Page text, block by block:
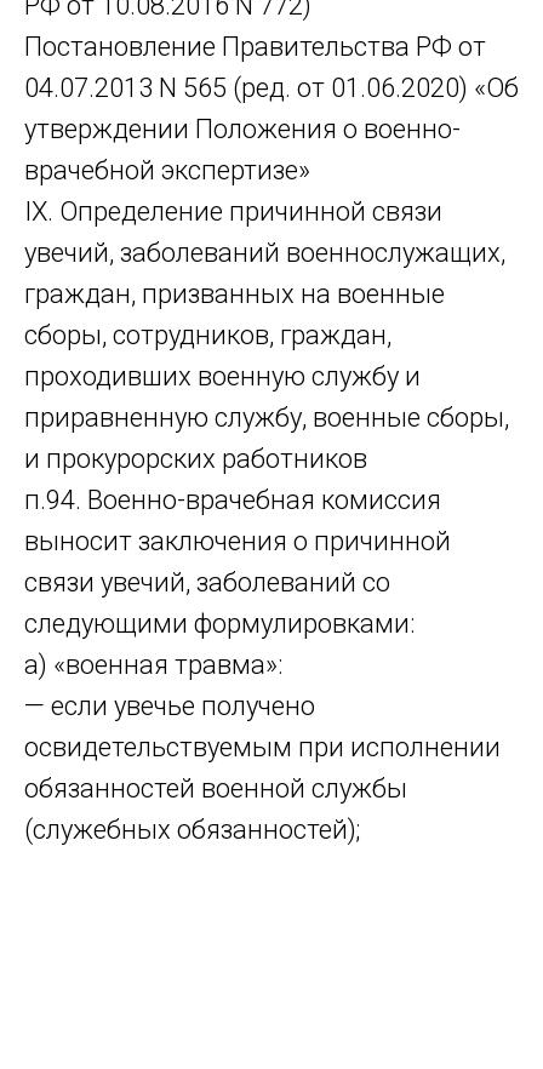
Постановление Правительства РФ от
04.07.2013 N 565 (ред. от 01.06.2020) «Об
утверждении Положения о военно-
врачебной экспертизе»
IX. Определение причинной связи
увечий, заболеваний военнослужащих,
граждан, призванных на военные
сборы, сотрудников, граждан,
проходивших военную службу и
приравненную службу, военные сборы,
и прокурорских работников
п.94. Военно-врачебная комиссия
выносит заключения о причинной
связи увечий, заболеваний со
следующими формулировками:
а) «военная травма»:
— если увечье получено
освидетельствуемым при исполнении
обязанностей военной службы
(служебных обязанностей);